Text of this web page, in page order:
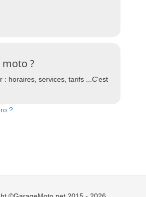
?
: horaires, services, tarifs ...C'est
?